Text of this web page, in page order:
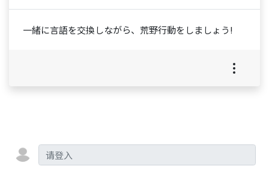
一緒に言語を交換しながら、荒野行動をしましょう!